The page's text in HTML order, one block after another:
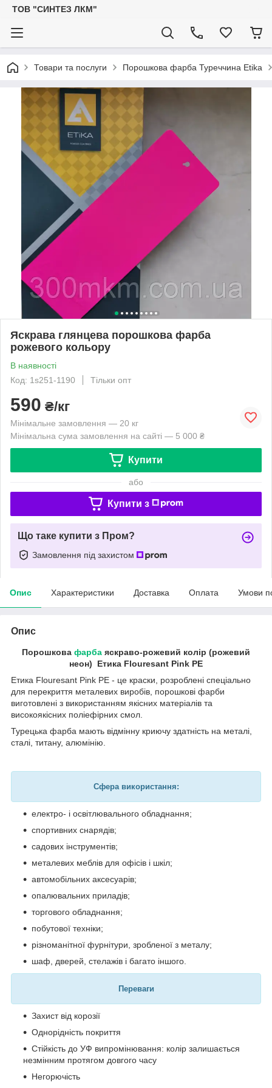
ТОВ "СИНТЕЗ ЛКМ"
Товари та послуги Порошкова фарба Туреччина Etika
Яскрава глянцева порошкова фарба
рожевого кольору
В наявності
Код: 1s251-1190
Тільки опт
590 ₴/кг
Мінімальне замовлення — 20 кг
Мінімальна сума замовлення на сайті — 5 000 ₴
Купити
або
Купити з
Що таке купити з Пром?
Замовлення під захистом
Опис Характеристики Доставка Оплата Умови
Опис
Порошкова фарба яскраво-рожевий колір (рожевий
неон) Етика Flouresant Pink PE
Етика Flouresant Pink PE - це краски, розроблені спеціально
для перекриття металевих виробів, порошкові фарби
виготовлені з використанням якісних матеріалів та
високоякісних поліефірних смол.
Турецька фарба мають відмінну криючу здатність на металі,
сталі, титану, алюмінію.
Сфера використання:
електро- і освітлювального обладнання;
спортивних снарядів;
садових інструментів;
металевих меблів для офісів і шкіл;
автомобільних аксесуарів;
опалювальних приладів;
торгового обладнання;
побутової техніки;
різноманітної фурнітури, зробленої з металу;
шаф, дверей, стелажів і багато іншого.
Переваги
Захист від корозії
Однорідність покриття
Стійкість до УФ випромінювання: колір залишається
незмінним протягом довгого часу
Негорючість